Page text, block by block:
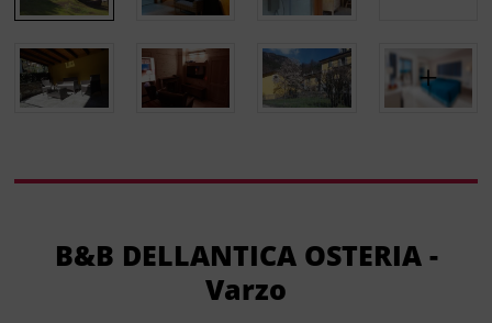
B&B DELLANTICA OSTERIA -
Varzo